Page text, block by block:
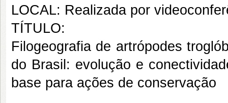
LOCAL: Realizada por
TÍTULO:
Filogeografia de artrópodes
do Brasil: evolução e
base para ações de conservação